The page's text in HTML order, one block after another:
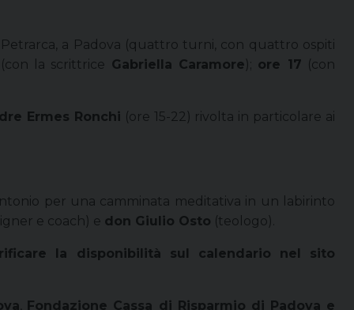
a Padova (quattro turni, con quattro ospiti
(con la scrittrice Gabriella Caramore ); ore 17 (con
Ermes Ronchi (ore 15-22) rivolta in particolare ai
per una camminata meditativa in un labirinto
e coach) e don Giulio Osto (teologo).
la disponibilità sul calendario nel sito
Fondazione Cassa di Risparmio di Padova e